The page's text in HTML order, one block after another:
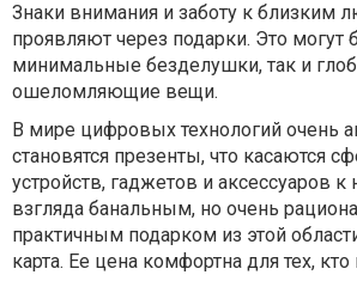
Знаки внимания и заботу к близким
проявляют через подарки. Это могут
минимальные безделушки, так и
ошеломляющие вещи.
В мире цифровых технологий очень
становятся презенты, что касаются
устройств, гаджетов и аксессуаров к
взгляда банальным, но очень
практичным подарком из этой
карта. Ее цена комфортна для тех,